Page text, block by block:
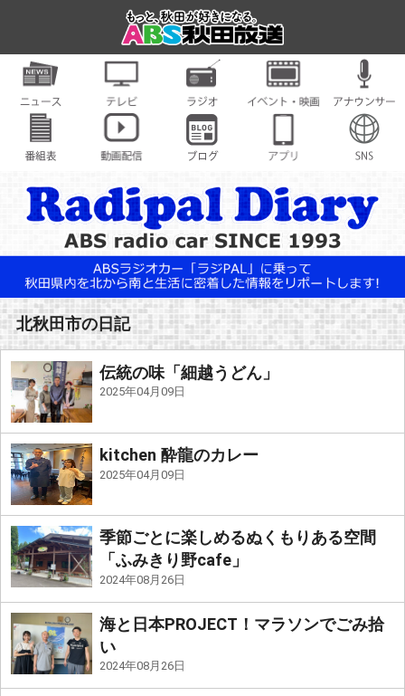
北秋田市の日記
伝統の味「細越うどん」
2025年04月09日
kitchen 酔龍のカレー
2025年04月09日
季節ごとに楽しめるぬくもりある空間
「ふみきり野cafe」
2024年08月26日
海と日本PROJECT！マラソンでごみ拾
い
2024年08月26日